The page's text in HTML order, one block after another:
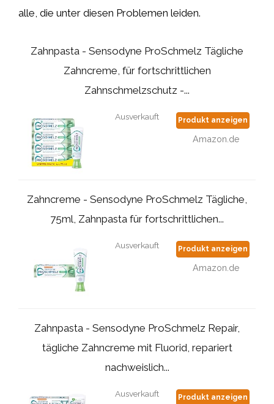
alle, die unter diesen Problemen leiden.
Zahnpasta - Sensodyne ProSchmelz Tägliche
Zahncreme, für fortschrittlichen
Zahnschmelzschutz -...
Ausverkauft Produkt anzeigen
Amazon.de
Zahncreme - Sensodyne ProSchmelz Tägliche,
75ml, Zahnpasta für fortschrittlichen...
Ausverkauft Produkt anzeigen
Amazon.de
Zahnpasta - Sensodyne ProSchmelz Repair,
tägliche Zahncreme mit Fluorid, repariert
nachweislich...
Ausverkauft Produkt anzeigen